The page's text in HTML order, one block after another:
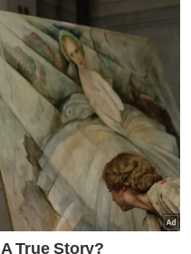
pemeriksaan di
lokasi itu
diserahkan kepada
selanjutnya,"
Harian. Klik di sini!